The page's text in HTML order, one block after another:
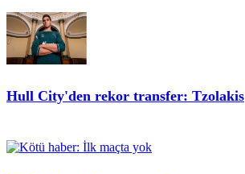
Hull City'den rekor transfer: Tzolakis